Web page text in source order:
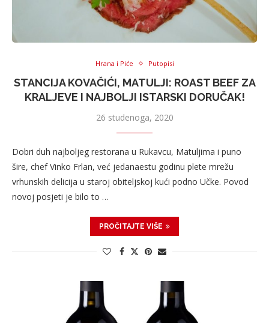
Hrana i Piće Putopisi
STANCIJA KOVAČIĆI, MATULJI: ROAST BEEF ZA
KRALJEVE I NAJBOLJI ISTARSKI DORUČAK!
26 studenoga, 2020
Dobri duh najboljeg restorana u Rukavcu, Matuljima i puno
šire, chef Vinko Frlan, već jedanaestu godinu plete mrežu
vrhunskih delicija u staroj obiteljskoj kući podno Učke. Povod
novoj posjeti je bilo to …
PROČITAJTE VIŠE